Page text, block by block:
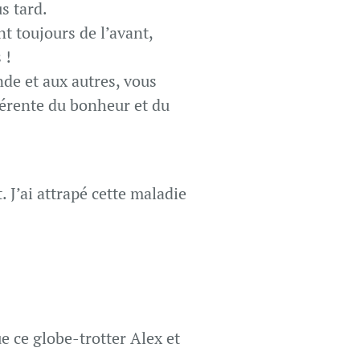
tard.
toujours de l’avant,
!
et aux autres, vous
du bonheur et du
attrapé cette maladie
ce globe-trotter Alex et